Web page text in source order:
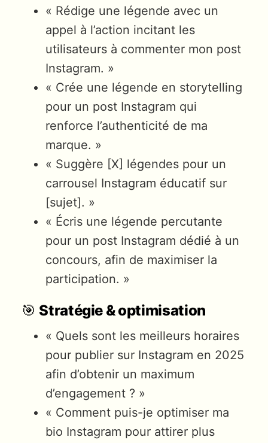
« Rédige une légende avec un
appel à l’action incitant les
utilisateurs à commenter mon post
Instagram. »
« Crée une légende en storytelling
pour un post Instagram qui
renforce l’authenticité de ma
marque. »
« Suggère [X] légendes pour un
carrousel Instagram éducatif sur
[sujet]. »
« Écris une légende percutante
pour un post Instagram dédié à un
concours, afin de maximiser la
participation. »
🎯Stratégie & optimisation
« Quels sont les meilleurs horaires
pour publier sur Instagram en 2025
afin d’obtenir un maximum
d’engagement ? »
« Comment puis-je optimiser ma
bio Instagram pour attirer plus